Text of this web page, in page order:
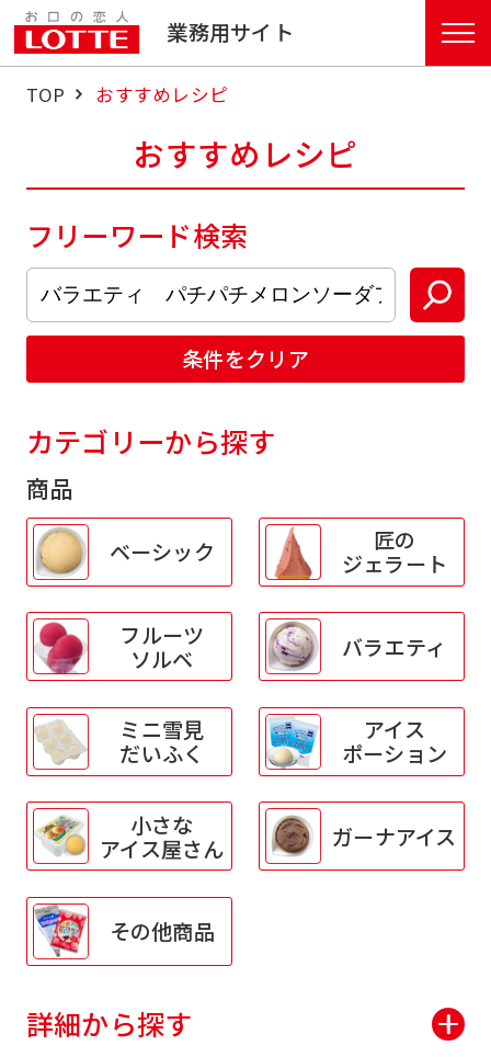
業務用サイト
TOP おすすめレシピ
おすすめレシピ
カテゴリーから探す
商品
ベーシック 匠の
ジェラート
フルーツ
ソルベ バラエティ
ミニ雪見
だいふく
アイス
ポーション
小さな
アイス屋さん ガーナアイス
その他商品
詳細から探す
フリーワード検索
条件をクリア